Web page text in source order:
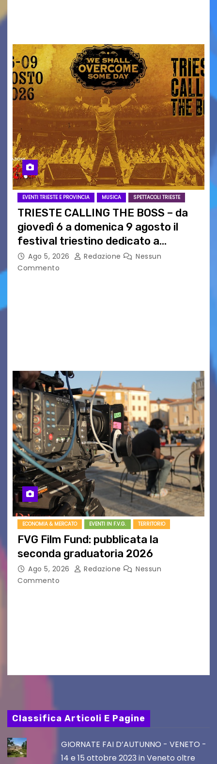
EVENTI TRIESTE E PROVINCIA MUSICA SPETTACOLI TRIESTE
TRIESTE CALLING THE BOSS – da
giovedì 6 a domenica 9 agosto il
festival triestino dedicato a
Springsteen
Ago 5, 2026 Redazione
Nessun
Commento
ECONOMIA & MERCATO EVENTI IN F.V.G. TERRITORIO
FVG Film Fund: pubblicata la
seconda graduatoria 2026
Ago 5, 2026 Redazione
Nessun
Commento
Classifica Articoli E Pagine
GIORNATE FAI D’AUTUNNO - VENETO -
14 e 15 ottobre 2023 in Veneto oltre